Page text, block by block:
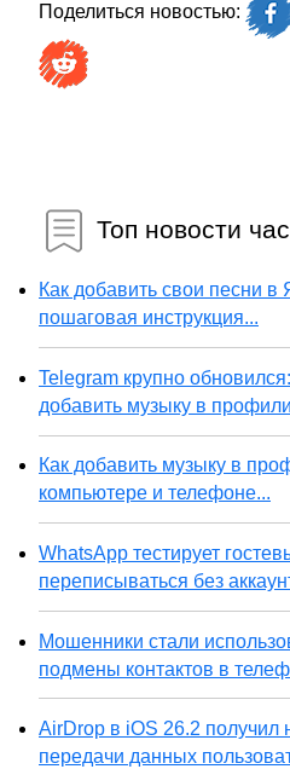
Поделиться новостью:
Топ новости
Как добавить свои песни в
пошаговая инструкция...
Telegram крупно
добавить музыку в
Как добавить музыку в
компьютере и телефоне...
WhatsApp тестирует
переписываться без
Мошенники стали
подмены контактов в
AirDrop в iOS 26.2
передачи данных